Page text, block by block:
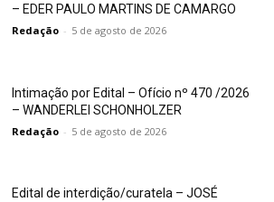
– EDER PAULO MARTINS DE CAMARGO
Redação - 5 de agosto de 2026
Intimação por Edital – Ofício nº 470 /2026
– WANDERLEI SCHONHOLZER
Redação - 5 de agosto de 2026
Edital de interdição/curatela – JOSÉ